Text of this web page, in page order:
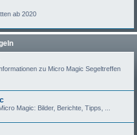
ab 2020
zu Micro Magic Segeltreffen
Magic: Bilder, Berichte, Tipps, ...